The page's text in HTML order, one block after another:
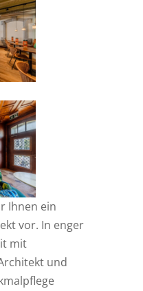
Ihnen ein
vor. In enger
mit
und